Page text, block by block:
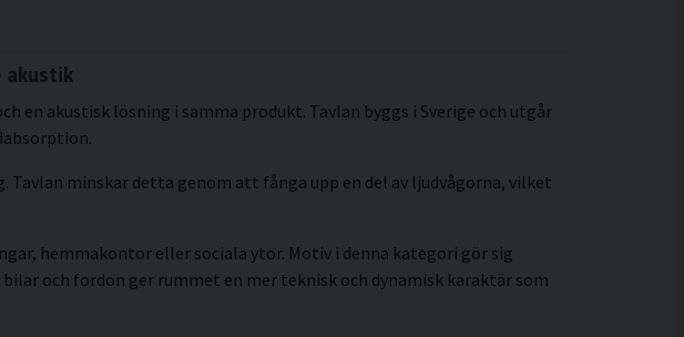
akustik
en akustisk lösning i samma produkt. Tavlan byggs i Sverige och utgår
minskar detta genom att fånga upp en del av ljudvågorna, vilket
hemmakontor eller sociala ytor. Motiv i denna kategori gör sig
och fordon ger rummet en mer teknisk och dynamisk karaktär som